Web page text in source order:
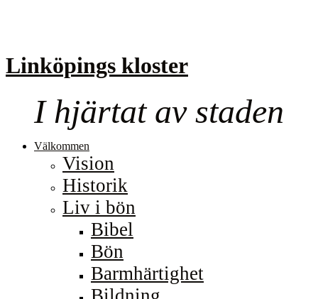
Linköpings kloster
I hjärtat av staden
Välkommen
Vision
Historik
Liv i bön
Bibel
Bön
Barmhärtighet